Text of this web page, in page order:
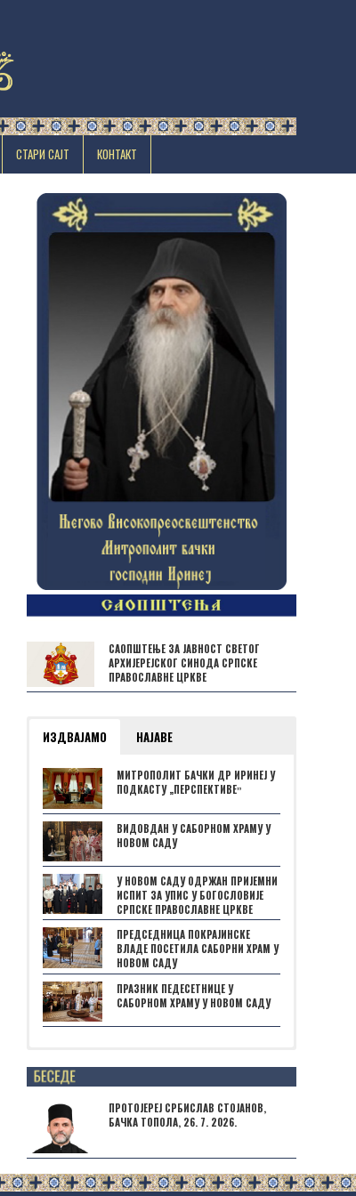
СТАРИ САЈТ КОНТАКТ
САОПШТЕЊЕ ЗА ЈАВНОСТ СВЕТОГ
АРХИЈЕРЕЈСКОГ СИНОДА СРПСКЕ
ПРАВОСЛАВНЕ ЦРКВЕ
ИЗДВАЈАМО НАЈАВЕ
МИТРОПОЛИТ БАЧКИ ДР ИРИНЕЈ У
ПОДКАСТУ „ПЕРСПЕКТИВЕˮ
ВИДОВДАН У САБОРНОМ ХРАМУ У
НОВОМ САДУ
У НОВОМ САДУ ОДРЖАН ПРИЈЕМНИ
ИСПИТ ЗА УПИС У БОГОСЛОВИЈЕ
СРПСКЕ ПРАВОСЛАВНЕ ЦРКВЕ
ПРЕДСЕДНИЦА ПОКРАЈИНСКЕ
ВЛАДЕ ПОСЕТИЛА САБОРНИ ХРАМ У
НОВОМ САДУ
ПРАЗНИК ПЕДЕСЕТНИЦЕ У
САБОРНОМ ХРАМУ У НОВОМ САДУ
Posts not found
ПРОТОЈЕРЕЈ СРБИСЛАВ СТОЈАНОВ,
БАЧКА ТОПОЛА, 26. 7. 2026.